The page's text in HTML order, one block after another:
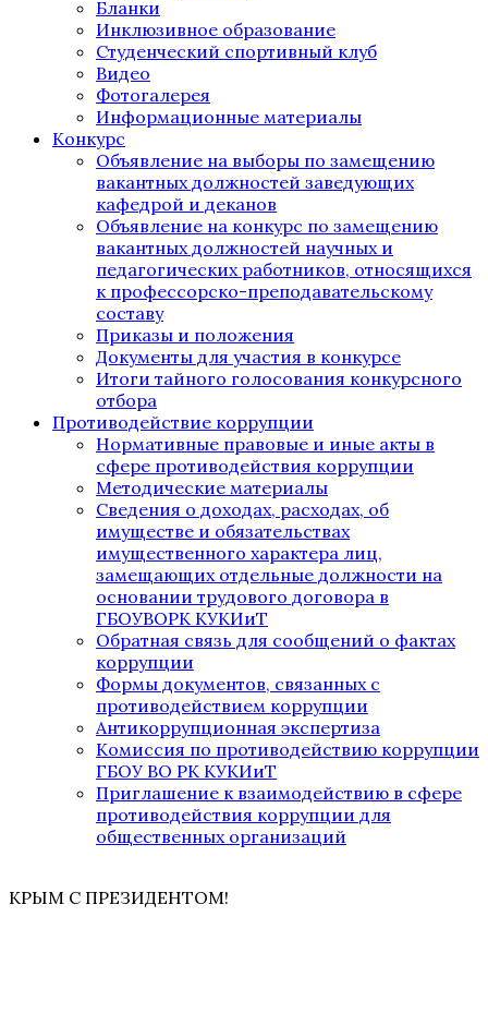
Бланки
Инклюзивное образование
Студенческий спортивный клуб
Видео
Фотогалерея
Информационные материалы
Конкурс
Объявление на выборы по замещению
вакантных должностей заведующих
кафедрой и деканов
Объявление на конкурс по замещению
вакантных должностей научных и
педагогических работников, относящихся
к профессорско-преподавательскому
составу
Приказы и положения
Документы для участия в конкурсе
Итоги тайного голосования конкурсного
отбора
Противодействие коррупции
Нормативные правовые и иные акты в
сфере противодействия коррупции
Методические материалы
Сведения о доходах, расходах, об
имуществе и обязательствах
имущественного характера лиц,
замещающих отдельные должности на
основании трудового договора в
ГБОУВОРК КУКИиТ
Обратная связь для сообщений о фактах
коррупции
Формы документов, связанных с
противодействием коррупции
Антикоррупционная экспертиза
Комиссия по противодействию коррупции
ГБОУ ВО РК КУКИиТ
Приглашение к взаимодействию в сфере
противодействия коррупции для
общественных организаций
КРЫМ С ПРЕЗИДЕНТОМ!